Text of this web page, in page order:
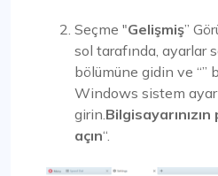
Seçme "Gelişmiş”
sol tarafında, ayarlar
bölümüne gidin ve “”
Windows sistem
girin.
açın“.